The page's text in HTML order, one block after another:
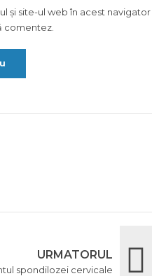
și site-ul web în acest navigator
comentez.
URMATORUL
spondilozei cervicale